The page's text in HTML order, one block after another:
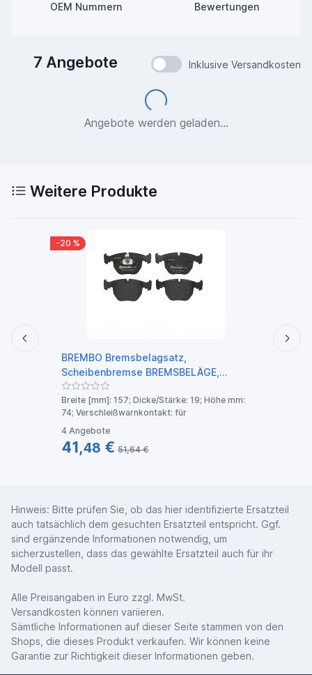
OEM Nummern Bewertungen
7 Angebote Inklusive Versandkosten
Loading...
Angebote werden geladen...
Weitere Produkte
-20 %
BREMBO Bremsbelagsatz,
Scheibenbremse BREMSBELÄGE,
RICHTUNGSGEBUNDEN vorne rechts
links ohne Zubehör für BMW
34112180419 34112282090
34113427503 P 06
Breite [mm]: 157; Dicke/Stärke: 19; Höhe mm:
74; Verschleißwarnkontakt: für
4 Angebote
41,48 € 51,64 €
Hinweis: Bitte prüfen Sie, ob das hier identifizierte Ersatzteil
auch tatsächlich dem gesuchten Ersatzteil entspricht. Ggf.
sind ergänzende Informationen notwendig, um
sicherzustellen, dass das gewählte Ersatzteil auch für ihr
Modell passt.
Alle Preisangaben in Euro zzgl. MwSt.
Versandkosten können variieren.
Sämtliche Informationen auf dieser Seite stammen von den
Shops, die dieses Produkt verkaufen. Wir können keine
Garantie zur Richtigkeit dieser Informationen geben.